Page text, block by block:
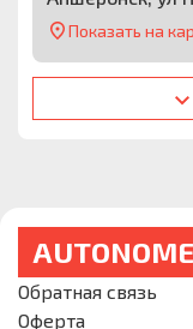
Показать на
Обратная связь
Оферта